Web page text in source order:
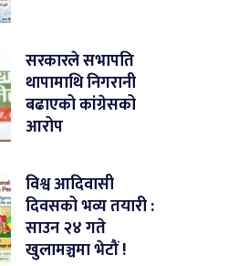
सरकारले सभापति
थापामाथि निगरानी
बढाएको कांग्रेसको
आरोप
विश्व आदिवासी
दिवसको भव्य तयारी :
साउन २४ गते
खुलामञ्चमा भेटौं !